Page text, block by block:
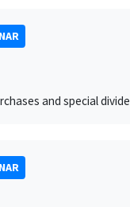
and special